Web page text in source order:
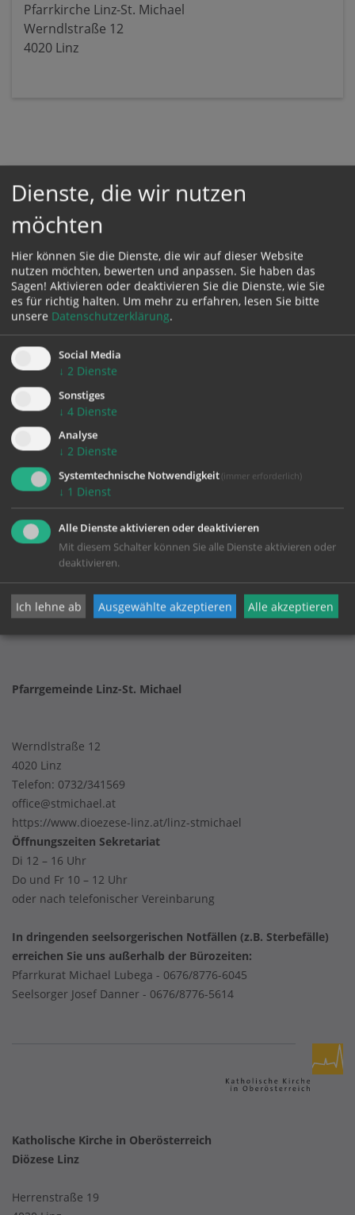
Pfarrkirche Linz-St. Michael
Werndlstraße 12
4020 Linz
Karte:
Zustimmung erforderlich!
Bitte akzeptieren Sie
Cookies von Google Mapsund
laden Sie
die Seite neu , um diesen Inhalt sehen zu können.
KONTAKT
Impressum
Datenschutz
Pfarrgemeinde Linz-St. Michael
Werndlstraße 12
4020 Linz
Telefon: 0732/341569
office@stmichael.at
https://www.dioezese-linz.at/linz-stmichael
Öffnungszeiten Sekretariat
Di 12 – 16 Uhr
Do und Fr 10 – 12 Uhr
oder nach telefonischer Vereinbarung
In dringenden seelsorgerischen Notfällen (z.B. Sterbefälle)
erreichen Sie uns außerhalb der Bürozeiten:
Pfarrkurat Michael Lubega - 0676/8776-6045
Seelsorger Josef Danner - 0676/8776-5614
Katholische Kirche in Oberösterreich
Diözese Linz
Herrenstraße 19
Dienste, die wir nutzen
möchten
Hier können Sie die Dienste, die wir auf dieser Website
nutzen möchten, bewerten und anpassen. Sie haben das
Sagen! Aktivieren oder deaktivieren Sie die Dienste, wie Sie
es für richtig halten. Um mehr zu erfahren, lesen Sie bitte
unsere Datenschutzerklärung.
Social Media
↓ 2 Dienste
Sonstiges
↓ 4 Dienste
Analyse
↓ 2 Dienste
Systemtechnische Notwendigkeit (immer erforderlich)
↓ 1 Dienst
Alle Dienste aktivieren oder deaktivieren
Mit diesem Schalter können Sie alle Dienste aktivieren oder
deaktivieren.
Ich lehne ab Ausgewählte akzeptieren Alle akzeptieren